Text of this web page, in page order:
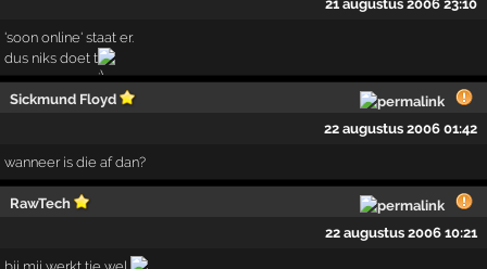
21 augustus 2006 23:10
'soon online' staat er.
dus niks doet t
Sickmund Floyd
22 augustus 2006 01:42
wanneer is die af dan?
RawTech
22 augustus 2006 10:21